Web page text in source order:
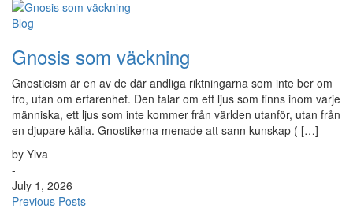
Blog
Gnosis som väckning
Gnosticism är en av de där andliga riktningarna som inte ber om
tro, utan om erfarenhet. Den talar om ett ljus som finns inom varje
människa, ett ljus som inte kommer från världen utanför, utan från
en djupare källa. Gnostikerna menade att sann kunskap ( […]
by Ylva
-
July 1, 2026
Previous Posts